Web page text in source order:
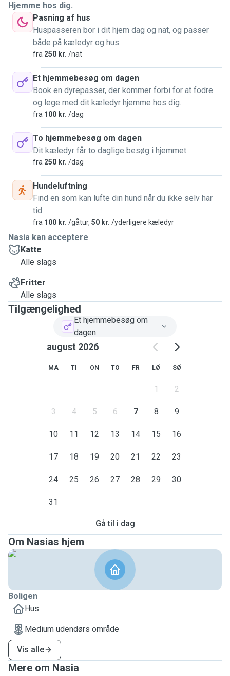
their litter area clean, follow their feeding routine carefully,
and give them attention (or space!) depending on their
personality 🐾
When caring for pets in a home environment, I make sure
the space is clean and pet-safe, with secure windows and
no harmful plants. Pets are never left unattended outdoors,
and I stay attentive while they’re under my care 🤍
I also know how important peace of mind is when you’re
away, so I send regular updates and photos 📸
dog or cat feels safe, understood, and genuinely cared for
Hjemme hos dig.
Pasning af hus
Huspasseren bor i dit hjem dag og nat, og passer
både på kæledyr og hus.
fra 250 kr. /nat
Et hjemmebesøg om dagen
Book en dyrepasser, der kommer forbi for at fodre
og lege med dit kæledyr hjemme hos dig.
fra 100 kr. /dag
To hjemmebesøg om dagen
Dit kæledyr får to daglige besøg i hjemmet
fra 250 kr. /dag
Hundeluftning
Find en som kan lufte din hund når du ikke selv har
tid
fra 100 kr. /gåtur, 50 kr. /yderligere kæledyr
Nasia kan acceptere
Katte
Alle slags
Fritter
Alle slags
Tilgængelighed
Et hjemmebesøg om
dagen
august 2026
MA TI ON TO FR LØ SØ
1 2
3 4 5 6 7 8 9
10 11 12 13 14 15 16
17 18 19 20 21 22 23
24 25 26 27 28 29 30
31
Gå til i dag
Om Nasias hjem
Boligen
Hus
Medium udendørs område
Vis alle
Mere om Nasia